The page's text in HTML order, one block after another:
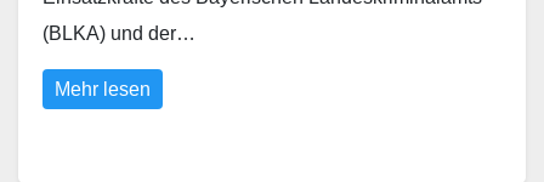
(BLKA) und der…
Mehr lesen